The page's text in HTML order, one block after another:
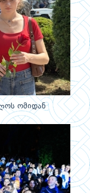
ომიდან